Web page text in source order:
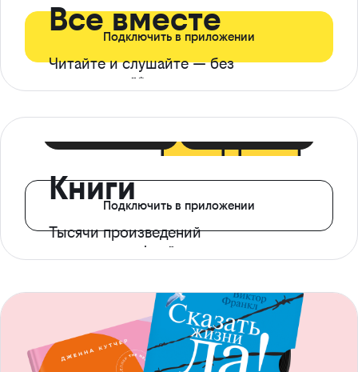
Все вместе
Читайте и слушайте — без
ограничений*
Подключить в приложении
Книги
Тысячи произведений
с доступом офлайн
Подключить в приложении